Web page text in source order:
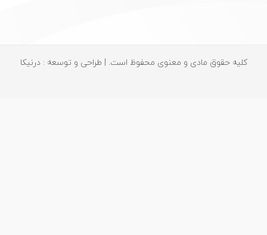
کلیه حقوق مادی و معنوی محفوظ است. | طراحی و توسعه : درنیکا